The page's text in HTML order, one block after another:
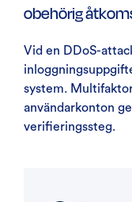
obehörig
Vid en DDoS-
system.
användarkonton
verifieringssteg.